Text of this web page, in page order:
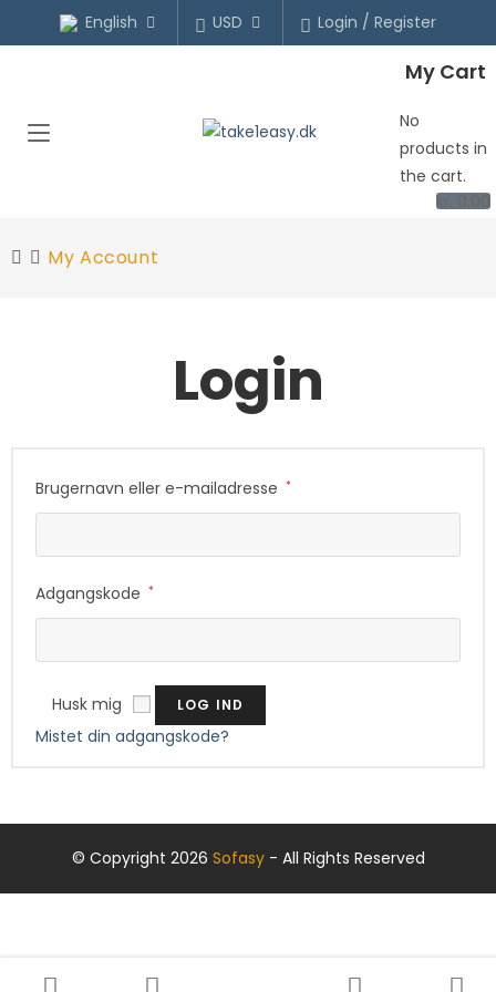
English USD Login / Register
My Cart
No
products in
the cart.
kr. 0.00
My Account
Login
Brugernavn eller e-mailadresse *
Adgangskode *
Husk mig LOG IND
Mistet din adgangskode?
© Copyright 2026 Sofasy- All Rights Reserved